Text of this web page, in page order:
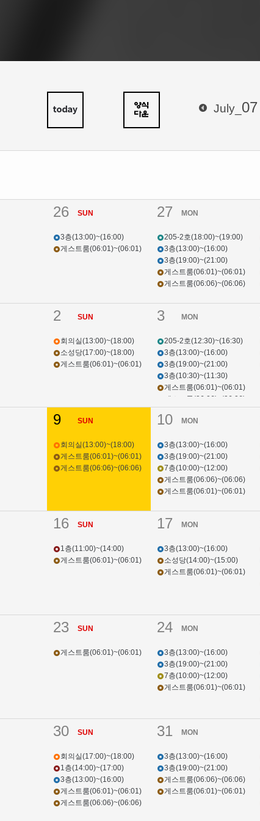
July_ 07
26 SUN
3층(13:00)~(16:00)
게스트룸(06:01)~(06:01)
27 MON
205-2호(18:00)~(19:00)
3층(13:00)~(16:00)
3층(19:00)~(21:00)
게스트룸(06:01)~(06:01)
게스트룸(06:06)~(06:06)
2 SUN
회의실(13:00)~(18:00)
소성당(17:00)~(18:00)
게스트룸(06:01)~(06:01)
3 MON
205-2호(12:30)~(16:30)
3층(13:00)~(16:00)
3층(19:00)~(21:00)
3층(10:30)~(11:30)
게스트룸(06:01)~(06:01)
게스트룸(06:06)~(06:06)
9 SUN
회의실(13:00)~(18:00)
게스트룸(06:01)~(06:01)
게스트룸(06:06)~(06:06)
10 MON
3층(13:00)~(16:00)
3층(19:00)~(21:00)
7층(10:00)~(12:00)
게스트룸(06:06)~(06:06)
게스트룸(06:01)~(06:01)
16 SUN
1층(11:00)~(14:00)
게스트룸(06:01)~(06:01)
17 MON
3층(13:00)~(16:00)
소성당(14:00)~(15:00)
게스트룸(06:01)~(06:01)
23 SUN
게스트룸(06:01)~(06:01)
24 MON
3층(13:00)~(16:00)
3층(19:00)~(21:00)
7층(10:00)~(12:00)
게스트룸(06:01)~(06:01)
30 SUN
회의실(17:00)~(18:00)
1층(14:00)~(17:00)
3층(13:00)~(16:00)
게스트룸(06:01)~(06:01)
게스트룸(06:06)~(06:06)
31 MON
3층(13:00)~(16:00)
3층(19:00)~(21:00)
게스트룸(06:06)~(06:06)
게스트룸(06:01)~(06:01)